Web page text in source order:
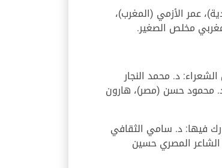
عمر الأزمي (المغرب)،
مخلص الصغير.
د. محمد النجار
د. محمود حسن (مصر)، هارون
فيها: د. سامي الثقافي
الشاعر المصري حسين